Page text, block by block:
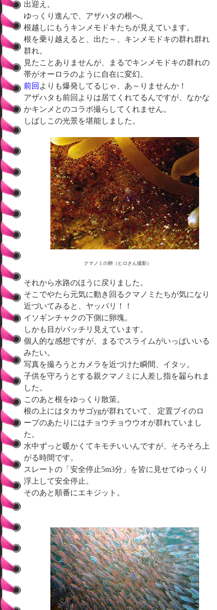
出迎え。
ゆっくり進んで、アザハタの根へ。
根越しにもうキンメモドキたちが見えています。
根を乗り越えると、出た～、キンメモドキの群れ群れ
群れ。
見たことありませんが、まるでキンメモドキの群れの
帯がオーロラのように自在に変幻。
前回 よりも爆発してるじゃ、あ～りませんか！
アザハタも前回よりは居てくれてるんですが、なかな
かキンメとのコラボ撮らしてくれません。
しばしこの光景を堪能しました。
クマノミの卵（ヒロさん撮影）
それから水路のほうに戻りました。
そこでやたら元気に動き回るクマノミたちが気になり
近づいてみると、ヤッパリ！！
イソギンチャクの下側に卵塊。
しかも目がバッチリ見えています。
個人的な感想ですが、まるでスライムがいっぱいいる
みたい。
写真を撮ろうとカメラを近づけた瞬間、イタッ。
子供を守ろうとする親クマノミに人差し指を齧られま
した。
このあと根をゆっくり散策。
根の上にはタカサゴygが群れていて、 定置ブイのロ
ープのあたりにはチョウチョウウオが群れていまし
た。
水中ずっと暖かくてキモチいいんですが、そろそろ上
がる時間です。
スレートの「安全停止5m3分」を皆に見せてゆっくり
浮上して安全停止。
そのあと順番にエキジット。